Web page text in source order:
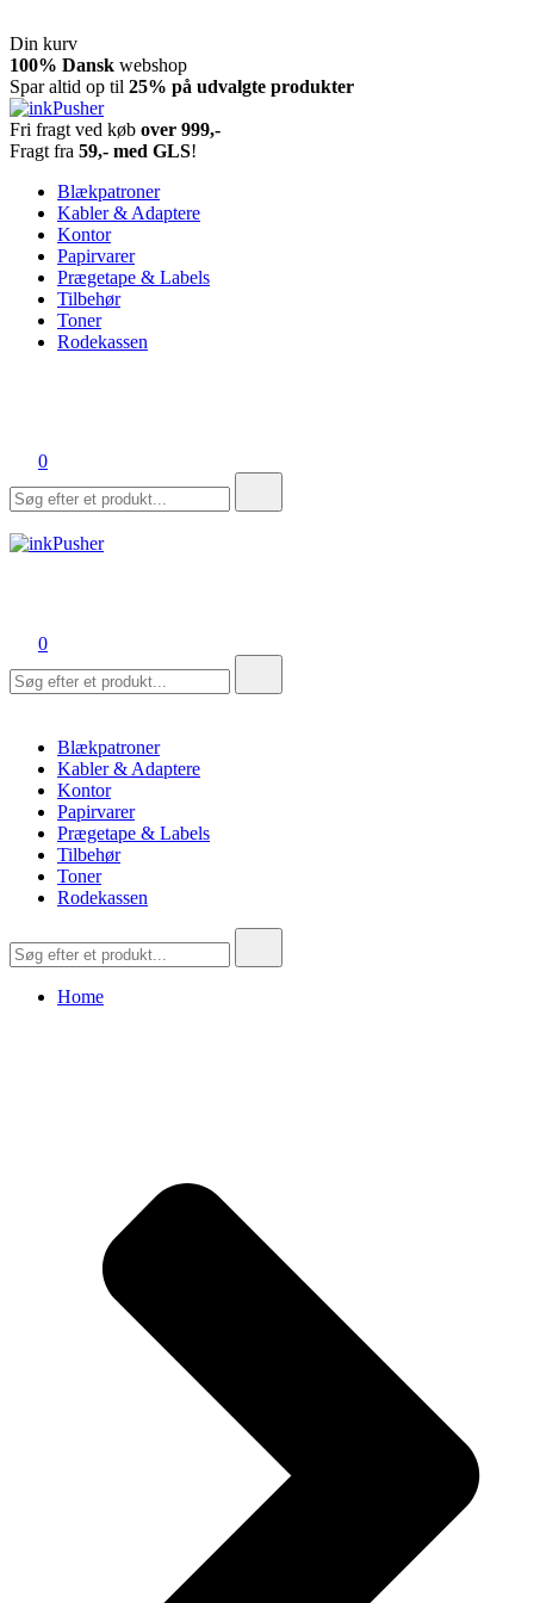
Din kurv
Spring
til
indhold
100% Dansk webshop
Spar altid op til 25% på udvalgte produkter
inkPusher
Leverandør af blækpatroner, kontor artikler og meget mere
Fri fragt ved køb over 999,-
Fragt fra 59,- med GLS!
Blækpatroner
Kabler & Adaptere
Kontor
Papirvarer
Prægetape & Labels
Tilbehør
Toner
Rodekassen
0
efter:
0
efter:
Blækpatroner
Kabler & Adaptere
Kontor
Papirvarer
Prægetape & Labels
Tilbehør
Toner
Rodekassen
efter:
Home